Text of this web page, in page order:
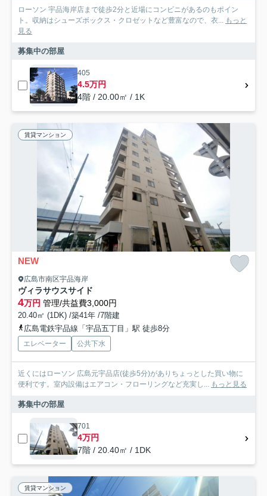
ローソン 宇品海岸店まで徒歩2分と近場にコンビニがあるのもポイン
ト。収納はシューズボックス・クロゼットなど豊富なので、衣... もっと
見る
募集中の部屋
405
4.5万円
4階 / 20.00㎡ / 1K
賃貸マンション
NEW
広島市南区宇品海岸
ヴィラサウスサイド
4万円 管理/共益費3,000円
20.40㎡ (1DK) /築41年 /7階建
広島電鉄宇品線「宇品五丁目」駅 徒歩8分
エレベーター 公共下水
近くにはローソン 広島元宇品店(徒歩5分)がありちょっとした買い物に
便利です。室内設備はエアコン・フローリングなど充実し... もっと見る
募集中の部屋
701
4万円
7階 / 20.40㎡ / 1DK
賃貸マンション